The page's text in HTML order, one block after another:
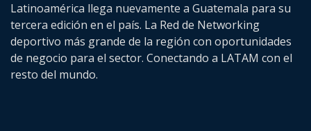
Latinoamérica llega nuevamente a Guatemala para su
tercera edición en el país. La Red de Networking
deportivo más grande de la región con oportunidades
de negocio para el sector. Conectando a LATAM con el
resto del mundo.